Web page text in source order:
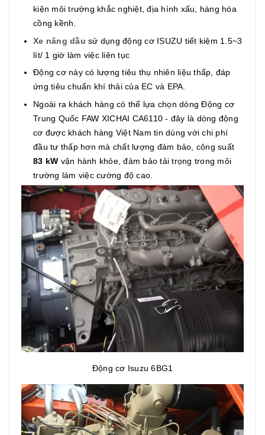
kiện môi trường khắc nghiệt, địa hình xấu, hàng hóa
cồng kềnh.
Xe nâng dầu sử dụng động cơ ISUZU tiết kiệm 1.5~3
lít/ 1 giờ làm việc liên tục
Động cơ này có lượng tiêu thụ nhiên liệu thấp, đáp
ứng tiêu chuẩn khí thải của EC và EPA.
Ngoài ra khách hàng có thể lựa chọn dòng Động cơ
Trung Quốc FAW XICHAI CA6110 - đây là dòng động
cơ được khách hàng Việt Nam tin dùng với chi phí
đầu tư thấp hơn mà chất lượng đảm bảo, công suất
83 kW vận hành khỏe, đảm bảo tải trọng trong môi
trường làm việc cường độ cao.
Động cơ Isuzu 6BG1